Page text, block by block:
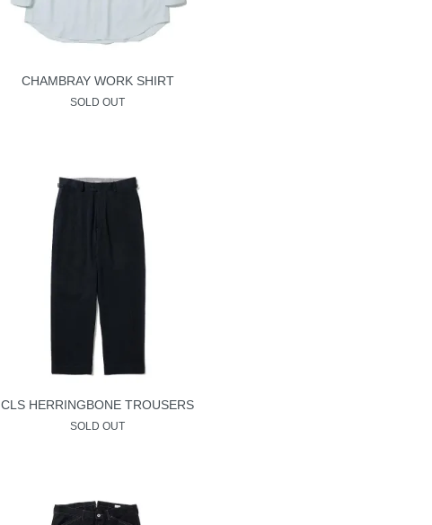
CHAMBRAY WORK SHIRT
SOLD OUT
CLS HERRINGBONE TROUSERS
SOLD OUT